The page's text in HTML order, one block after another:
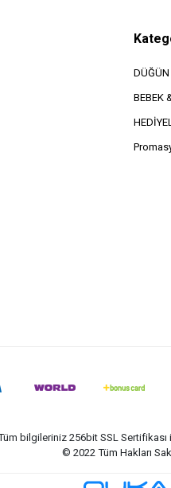
DÜĞÜN
BEBEK
bilgileriniz 256bit SSL Sertifikası
© 2022Tüm Hakları